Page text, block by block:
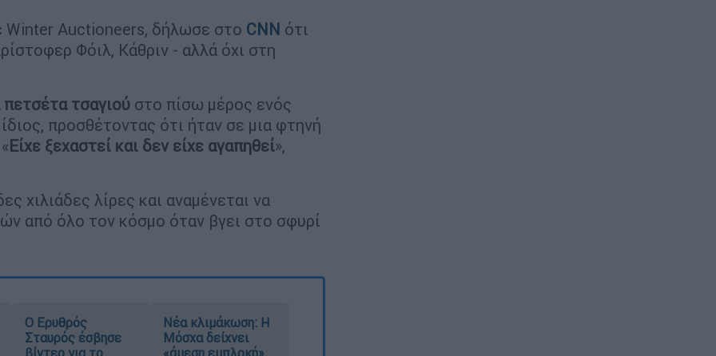
Winter Auctioneers, δήλωσε στο CNN ότι
Φόιλ, Κάθριν - αλλά όχι στη
πετσέτα τσαγιού στο πίσω μέρος ενός
προσθέτοντας ότι ήταν σε μια φτηνή
Είχε ξεχαστεί και δεν είχε αγαπηθεί»,
χιλιάδες λίρες και αναμένεται να
από όλο τον κόσμο όταν βγει στο σφυρί
Ο Ερυθρός
Σταυρός έσβησε
Νέα κλιμάκωση: Η
Μόσχα δείχνει